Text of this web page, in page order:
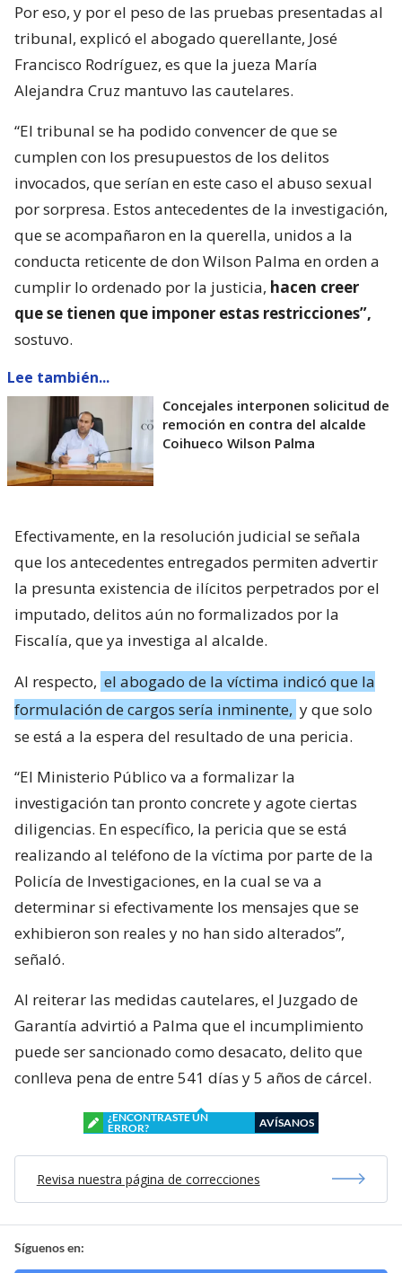
Por eso, y por el peso de las pruebas presentadas al
tribunal, explicó el abogado querellante, José
Francisco Rodríguez, es que la jueza María
Alejandra Cruz mantuvo las cautelares.
“El tribunal se ha podido convencer de que se
cumplen con los presupuestos de los delitos
invocados, que serían en este caso el abuso sexual
por sorpresa. Estos antecedentes de la investigación,
que se acompañaron en la querella, unidos a la
conducta reticente de don Wilson Palma en orden a
cumplir lo ordenado por la justicia, hacen creer
que se tienen que imponer estas restricciones”,
sostuvo.
Lee también...
Concejales interponen solicitud de
remoción en contra del alcalde
Coihueco Wilson Palma
Efectivamente, en la resolución judicial se señala
que los antecedentes entregados permiten advertir
la presunta existencia de ilícitos perpetrados por el
imputado, delitos aún no formalizados por la
Fiscalía, que ya investiga al alcalde.
Al respecto, el abogado de la víctima indicó que la
formulación de cargos sería inminente, y que solo
se está a la espera del resultado de una pericia.
“El Ministerio Público va a formalizar la
investigación tan pronto concrete y agote ciertas
diligencias. En específico, la pericia que se está
realizando al teléfono de la víctima por parte de la
Policía de Investigaciones, en la cual se va a
determinar si efectivamente los mensajes que se
exhibieron son reales y no han sido alterados”,
señaló.
Al reiterar las medidas cautelares, el Juzgado de
Garantía advirtió a Palma que el incumplimiento
puede ser sancionado como desacato, delito que
conlleva pena de entre 541 días y 5 años de cárcel.
¿ENCONTRASTE UN
ERROR?
AVÍSANOS
Revisa nuestra página de correcciones
Síguenos en: